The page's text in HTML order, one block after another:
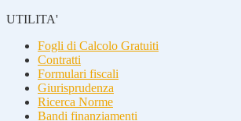
UTILITA'
Fogli di Calcolo Gratuiti
Contratti
Formulari fiscali
Giurisprudenza
Ricerca Norme
Bandi finanziamenti